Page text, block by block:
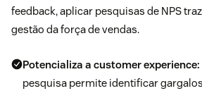
feedback, aplicar pesquisas de NPS
gestão da força de vendas.
Potencializa a customer experience:
pesquisa permite identificar